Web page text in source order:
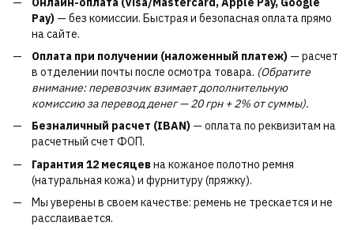
Pay) — без комиссии. Быстрая и безопасная оплата прямо
на сайте.
Оплата при получении (наложенный платеж) — расчет
в отделении почты после осмотра товара. (Обратите
внимание: перевозчик взимает дополнительную
комиссию за перевод денег — 20 грн + 2% от суммы).
Безналичный расчет (IBAN) — оплата по реквизитам на
расчетный счет ФОП.
Гарантия 12 месяцевна кожаное полотно ремня
(натуральная кожа) и фурнитуру (пряжку).
Мы уверены в своем качестве: ремень не трескается и не
расслаивается.